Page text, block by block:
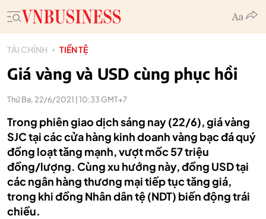
TÀI CHÍNH TIỀN TỆ
Giá vàng và USD cùng phục hồi
Thứ Ba, 22/6/2021 | 10:33 GMT+7
Trong phiên giao dịch sáng nay (22/6), giá vàng
SJC tại các cửa hàng kinh doanh vàng bạc đá quý
đồng loạt tăng mạnh, vượt mốc 57 triệu
đồng/lượng. Cùng xu hướng này, đồng USD tại
các ngân hàng thương mại tiếp tục tăng giá,
trong khi đồng Nhân dân tệ (NDT) biến động trái
chiều.